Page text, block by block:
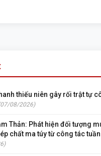
thiếu niên gây rối trật tự
08/2026)
Thản: Phát hiện đối tượng
chất ma túy từ công tác